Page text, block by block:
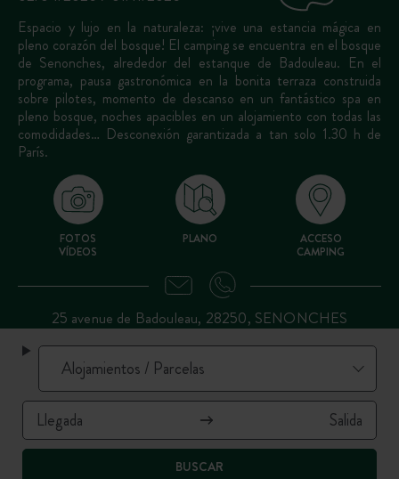
BUSCAR
Espacio y lujo en la naturaleza: ¡vive una estancia mágica en
pleno corazón del bosque! El camping se encuentra en el bosque
de Senonches, alrededor del estanque de Badouleau. En el
programa, pausa gastronómica en la bonita terraza construida
sobre pilotes, momento de descanso en un fantástico spa en
pleno bosque, noches apacibles en un alojamiento con todas las
comodidades… Desconexión garantizada a tan solo 1.30 h de
París.
FOTOS
VÍDEOS
PLANO
ACCESO
CAMPING
25 avenue de Badouleau, 28250, SENONCHES